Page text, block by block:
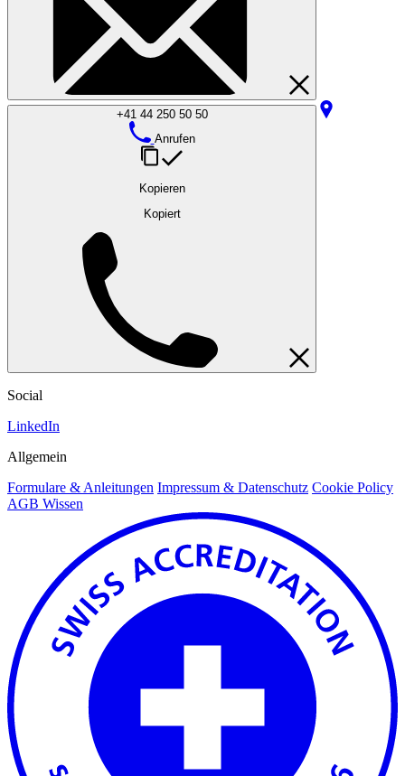
+41 44 250 50 50
Anrufen
Kopieren
Kopiert
Social
LinkedIn
Allgemein
Formulare & Anleitungen Impressum & Datenschutz Cookie Policy
AGB Wissen